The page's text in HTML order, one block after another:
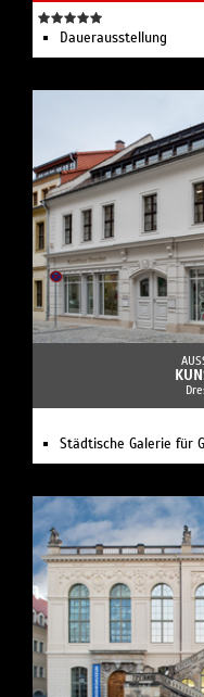
Dauerausstellung
Städtische Galerie für